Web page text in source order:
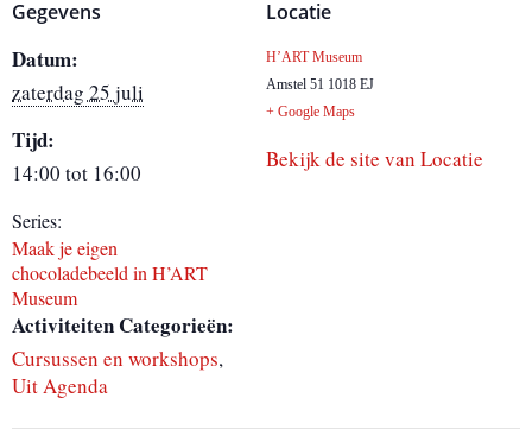
Gegevens
Datum:
zaterdag 25 juli
Tijd:
14:00 tot 16:00
Series:
Maak je eigen
chocoladebeeld in H’ART
Museum
Activiteiten Categorieën:
Cursussen en workshops,
Uit Agenda
Locatie
H’ART Museum
Amstel 51 1018 EJ
+ Google Maps
Bekijk de site van Locatie